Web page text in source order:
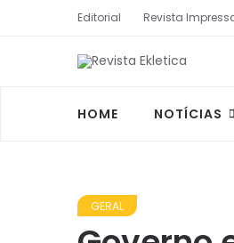
Editorial Revista
HOME NOTÍCIAS
GERAL